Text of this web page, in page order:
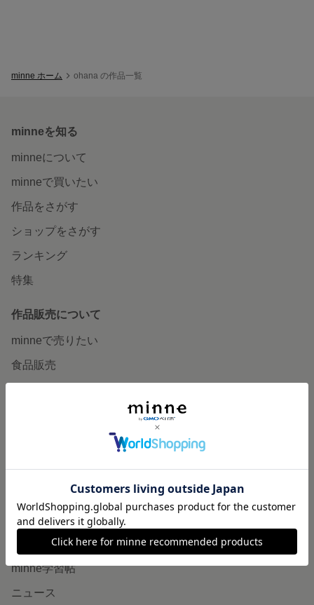
minne ホーム ohana の作品一覧
minneを知る
minneについて
minneで買いたい
作品をさがす
ショップをさがす
ランキング
特集
作品販売について
minneで売りたい
食品販売
販売支援企画・イベント
読みもの
minneとものづくりと
minne学習帖
ニュース